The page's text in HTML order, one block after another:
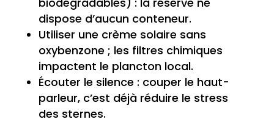
dispose d’aucun conteneur.
Utiliser une crème solaire sans
oxybenzone ; les filtres chimiques
impactent le plancton local.
Écouter le silence : couper le haut-
parleur, c’est déjà réduire le stress
des sternes.